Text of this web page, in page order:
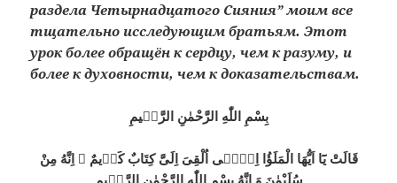
раздела Четырнадцатого Сияния” моим все
тщательно исследующим братьям. Этот
урок более обращён к сердцу, чем к разуму, и
более к духовности, чем к доказательствам.
بِسْمِ اللّٰهِ الرَّحْمٰنِ الرَّحٖيمِ
قَالَتْ يَٓا اَيُّهَا الْمَلَؤُا اِنّٖٓى اُلْقِىَ اِلَىَّ كِتَابٌ كَرٖيمٌ ۞ اِنَّهُ مِنْ